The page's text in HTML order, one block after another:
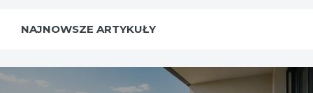
NAJNOWSZE ARTYKUŁY